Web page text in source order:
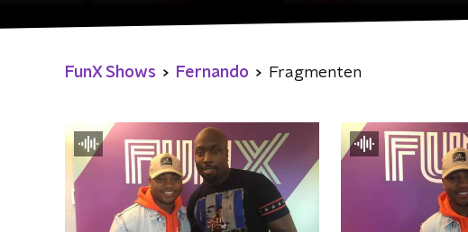
FunX Shows Fernando Fragmenten